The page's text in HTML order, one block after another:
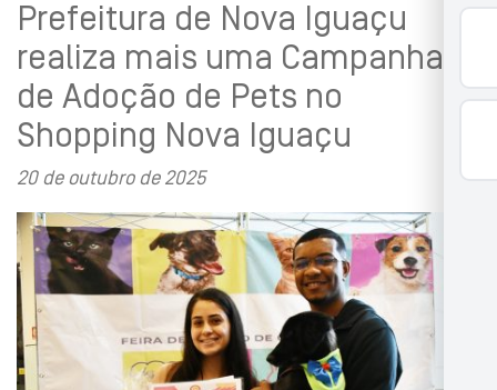
Prefeitura de Nova Iguaçu
realiza mais uma Campanha
de Adoção de Pets no
Shopping Nova Iguaçu
20 de outubro de 2025